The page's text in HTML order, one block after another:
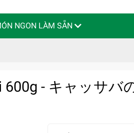
NGON LÀM SẴN
600g - キャッサバ